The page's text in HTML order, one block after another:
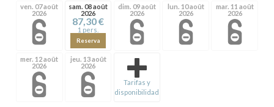
ven. 07 août
2026
sam. 08 août
2026
87,30 €
1 pers.
Reserva
dim. 09 août
2026
lun. 10 août
2026
mar. 11 août
2026
mer. 12 août
2026
jeu. 13 août
2026
Tarifas y
disponibilidad